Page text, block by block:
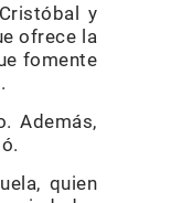
y
ofrece la
fomente
Además,
quien